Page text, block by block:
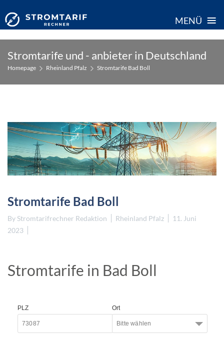
MENÜ ≡
content
Stromtarife und - anbieter in Deutschland
Homepage Rheinland Pfalz Stromtarife Bad Boll
Stromtarife Bad Boll
By Stromtarifrechner Redaktion Rheinland Pfalz
11. Juni
2023
Stromtarife in Bad Boll